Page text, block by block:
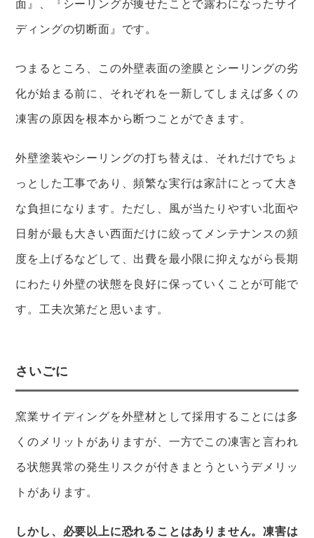
面』、『シーリングが痩せたことで露わになったサイ
ディングの切断面』です。
つまるところ、この外壁表面の塗膜とシーリングの劣
化が始まる前に、それぞれを一新してしまえば多くの
凍害の原因を根本から断つことができます。
外壁塗装やシーリングの打ち替えは、それだけでちょ
っとした工事であり、頻繁な実行は家計にとって大き
な負担になります。ただし、風が当たりやすい北面や
日射が最も大きい西面だけに絞ってメンテナンスの頻
度を上げるなどして、出費を最小限に抑えながら長期
にわたり外壁の状態を良好に保っていくことが可能で
す。工夫次第だと思います。
さいごに
窯業サイディングを外壁材として採用することには多
くのメリットがありますが、一方でこの凍害と言われ
る状態異常の発生リスクが付きまとうというデメリッ
トがあります。
しかし、必要以上に恐れることはありません。凍害は